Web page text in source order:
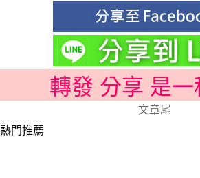
轉發 分享 是一
文章尾
熱門推薦